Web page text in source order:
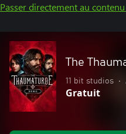
Passer directement au
The
11 bit studios •
Gratuit